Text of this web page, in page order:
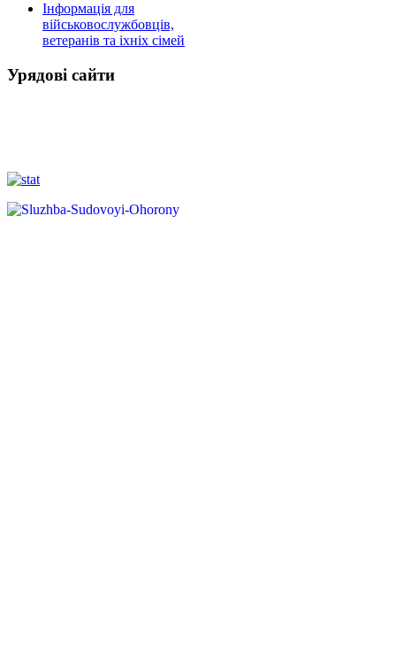
Інформація для
військовослужбовців,
ветеранів та іхніх сімей
Урядові сайти